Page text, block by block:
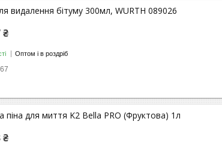
видалення бітуму 300мл, WURTH 089026
₴
Оптом і в роздріб
піна для миття K2 Bella PRO (Фруктова) 1л
₴